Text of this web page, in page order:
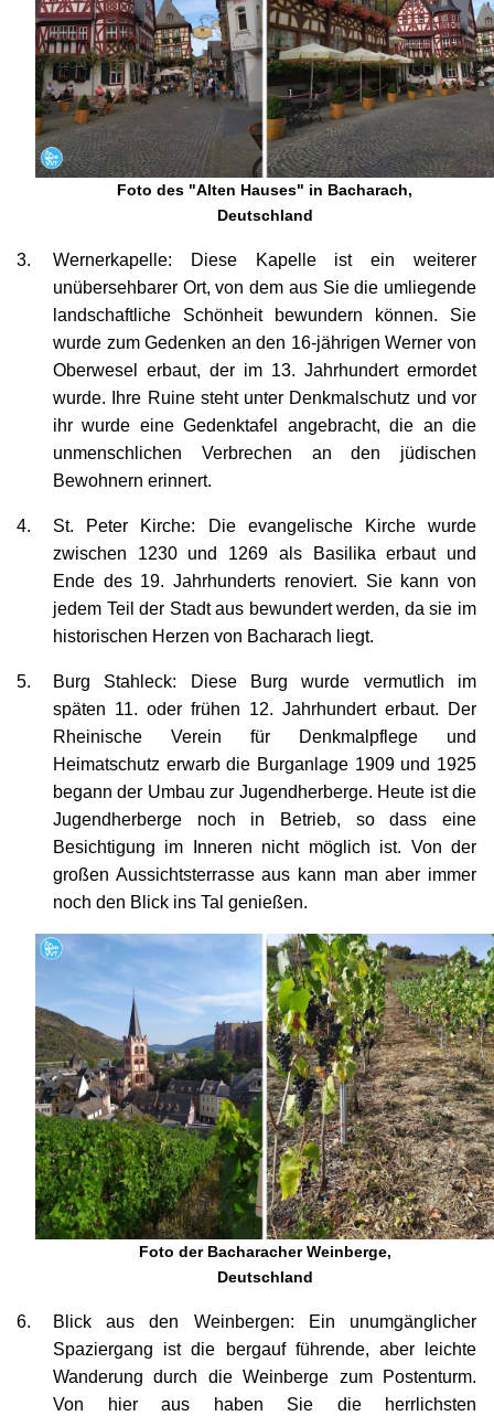
Foto des "Alten Hauses" in Bacharach,
Deutschland
Wernerkapelle: Diese Kapelle ist ein weiterer
unübersehbarer Ort, von dem aus Sie die umliegende
landschaftliche Schönheit bewundern können. Sie
wurde zum Gedenken an den 16-jährigen Werner von
Oberwesel erbaut, der im 13. Jahrhundert ermordet
wurde. Ihre Ruine steht unter Denkmalschutz und vor
ihr wurde eine Gedenktafel angebracht, die an die
unmenschlichen Verbrechen an den jüdischen
Bewohnern erinnert.
St. Peter Kirche: Die evangelische Kirche wurde
zwischen 1230 und 1269 als Basilika erbaut und
Ende des 19. Jahrhunderts renoviert. Sie kann von
jedem Teil der Stadt aus bewundert werden, da sie im
historischen Herzen von Bacharach liegt.
Burg Stahleck: Diese Burg wurde vermutlich im
späten 11. oder frühen 12. Jahrhundert erbaut. Der
Rheinische Verein für Denkmalpflege und
Heimatschutz erwarb die Burganlage 1909 und 1925
begann der Umbau zur Jugendherberge. Heute ist die
Jugendherberge noch in Betrieb, so dass eine
Besichtigung im Inneren nicht möglich ist. Von der
großen Aussichtsterrasse aus kann man aber immer
noch den Blick ins Tal genießen.
Foto der Bacharacher Weinberge,
Deutschland
Blick aus den Weinbergen: Ein unumgänglicher
Spaziergang ist die bergauf führende, aber leichte
Wanderung durch die Weinberge zum Postenturm.
Von hier aus haben Sie die herrlichsten